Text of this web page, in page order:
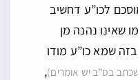
לכו”ע דחשיב
שאינו נהנה מן
שמא כו”ע מודו
בס”ב יש אומרים),